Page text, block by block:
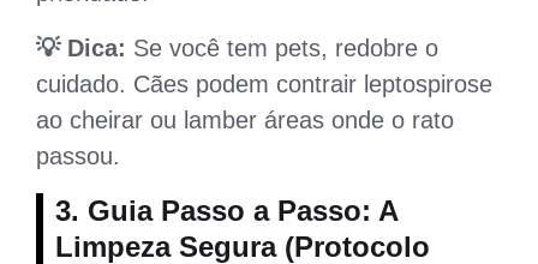
💡 Dica: Se você tem pets, redobre o
cuidado. Cães podem contrair leptospirose
ao cheirar ou lamber áreas onde o rato
passou.
3. Guia Passo a Passo: A
Limpeza Segura (Protocolo